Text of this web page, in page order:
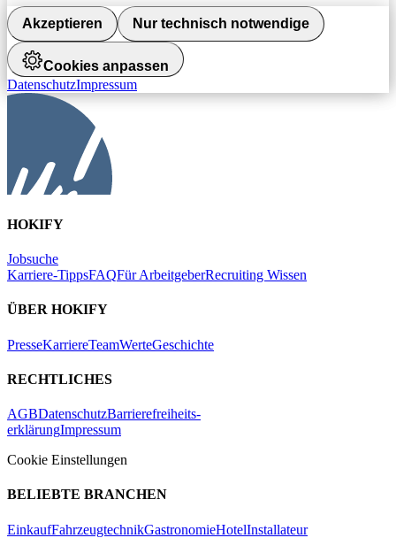
Akzeptieren Nur technisch notwendige
Cookies anpassen
DatenschutzImpressum
HOKIFY
Jobsuche
Karriere-TippsFAQFür ArbeitgeberRecruiting Wissen
ÜBER HOKIFY
PresseKarriereTeamWerteGeschichte
RECHTLICHES
AGBDatenschutzBarrierefreiheits-
erklärungImpressum
Cookie Einstellungen
BELIEBTE BRANCHEN
EinkaufFahrzeugtechnikGastronomieHotelInstallateur